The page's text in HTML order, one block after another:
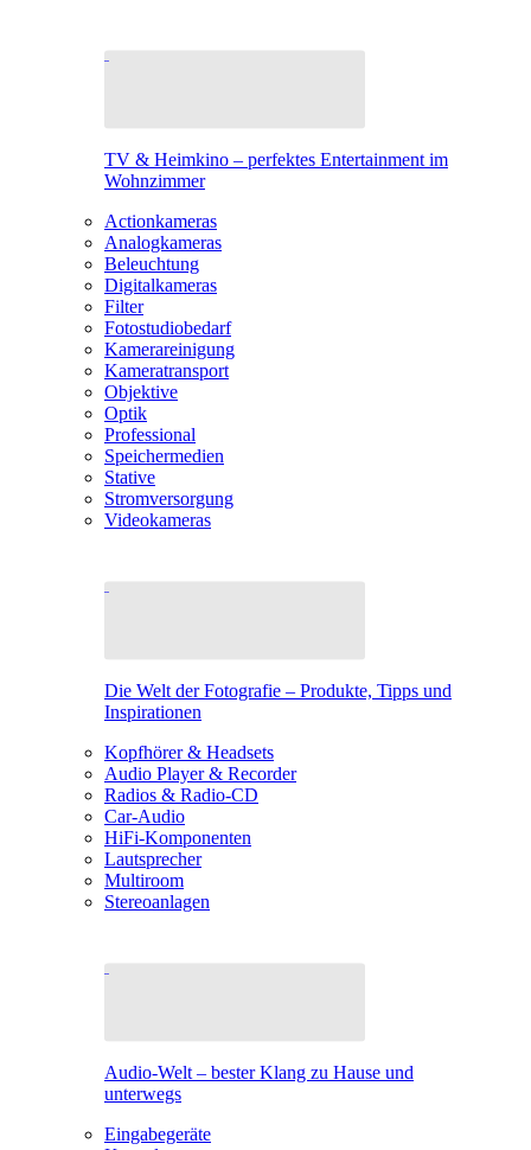
TV & Heimkino – perfektes Entertainment im
Wohnzimmer
Actionkameras
Analogkameras
Beleuchtung
Digitalkameras
Filter
Fotostudiobedarf
Kamerareinigung
Kameratransport
Objektive
Optik
Professional
Speichermedien
Stative
Stromversorgung
Videokameras
Die Welt der Fotografie – Produkte, Tipps und
Inspirationen
Kopfhörer & Headsets
Audio Player & Recorder
Radios & Radio-CD
Car-Audio
HiFi-Komponenten
Lautsprecher
Multiroom
Stereoanlagen
Audio-Welt – bester Klang zu Hause und
unterwegs
Eingabegeräte